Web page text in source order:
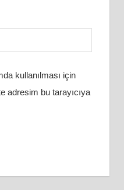
kullanılması için
adresim bu tarayıcıya